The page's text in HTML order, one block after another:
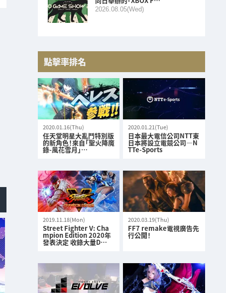
2026.08.05(Wed)
點擊率排名
2020.01.16(Thu)
任天堂明星大亂鬥特別版
的新角色！來自「聖火降魔
錄-風花雪月」…
2020.01.21(Tue)
日本最大電信公司NTT東
日本將設立電競公司—N
TTe-Sports
2019.11.18(Mon)
Street Fighter V: Cha
mpion Edition 2020年
發表決定 收錄大量D…
2020.03.19(Thu)
FF7 remake電視廣告先
行公開！